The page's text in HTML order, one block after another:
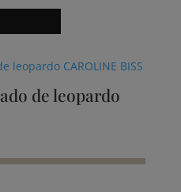
Este
múltiples
variantes.
Las
de leopardo